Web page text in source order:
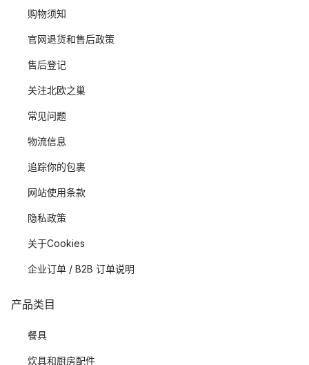
购物须知
官网退货和售后政策
售后登记
关注北欧之巢
常见问题
物流信息
追踪你的包裹
网站使用条款
隐私政策
关于Cookies
企业订单 / B2B 订单说明
产品类目
餐具
炊具和厨房配件